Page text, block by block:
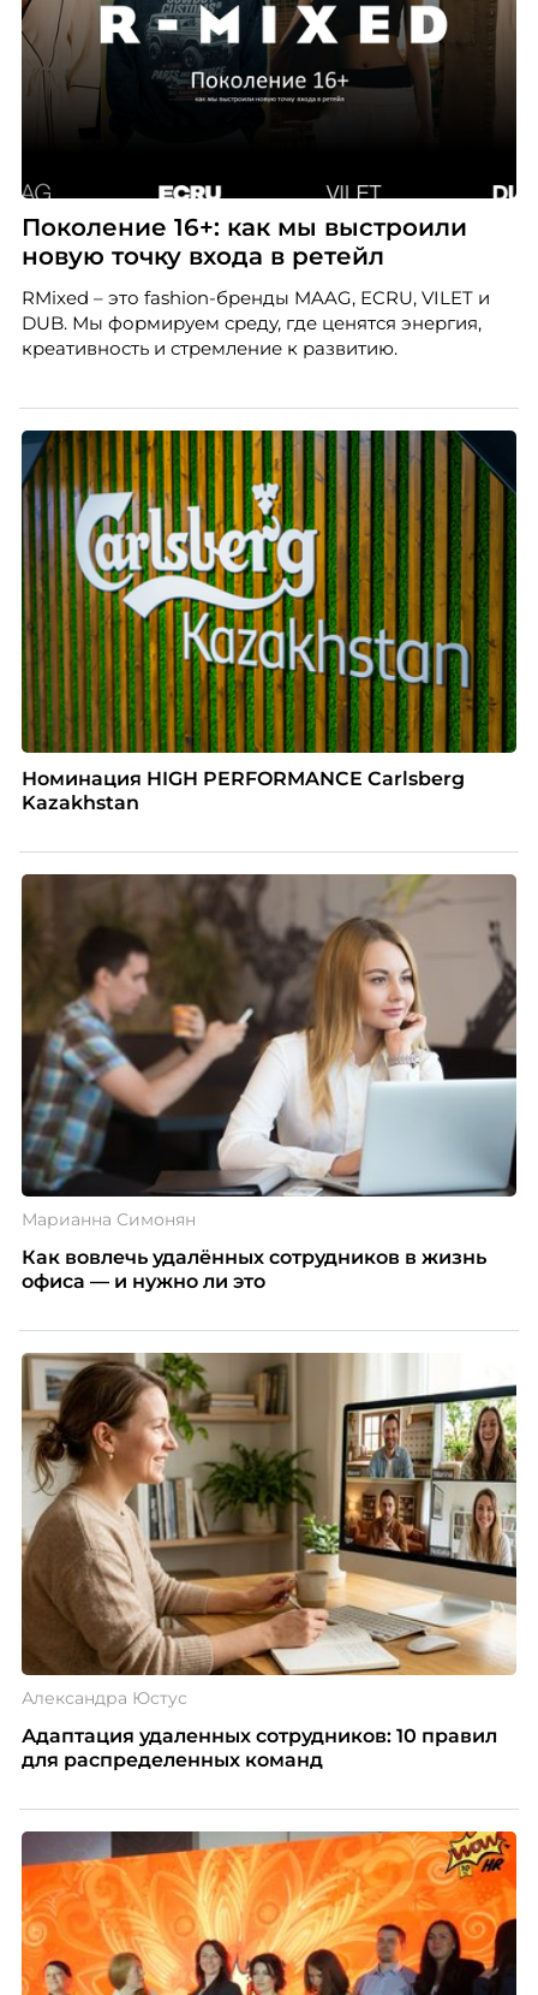
Поколение 16+: как мы выстроили
новую точку входа в ретейл
RMixed – это fashion-бренды MAAG, ECRU, VILET и
DUB. Мы формируем среду, где ценятся энергия,
креативность и стремление к развитию.
Номинация HIGH PERFORMANCE Carlsberg
Kazakhstan
Марианна Симонян
Как вовлечь удалённых сотрудников в жизнь
офиса — и нужно ли это
Александра Юстус
Адаптация удаленных сотрудников: 10 правил
для распределенных команд